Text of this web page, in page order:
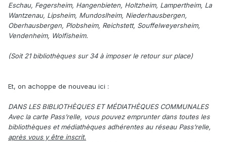
Eschau, Fegersheim, Hangenbieten, Holtzheim, Lampertheim, La
Wantzenau, Lipsheim, Mundoslheim, Niederhausbergen,
Oberhausbergen, Plobsheim, Reichstett, Souffelweyersheim,
Vendenheim, Wolfisheim.
(Soit 21 bibliothèques sur 34 à imposer le retour sur place)
Et, on achoppe de nouveau ici :
DANS LES BIBLIOTHÈQUES ET MÉDIATHÈQUES COMMUNALES
Avec la carte Pass’relle, vous pouvez emprunter dans toutes les
bibliothèques et médiathèques adhérentes au réseau Pass’relle,
après vous y être inscrit.